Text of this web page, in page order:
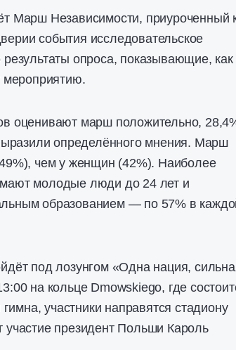
Марш Независимости, приуроченный
события исследовательское
опроса, показывающие, как
мероприятию.
оценивают марш положительно,
определённого мнения. Марш
чем у женщин (42%). Наиболее
молодые люди до 24 лет и
образованием — по 57% в
под лозунгом «Одна нация,
на кольце Dmowskiego, где
участники направятся стадиону
президент Польши Кароль